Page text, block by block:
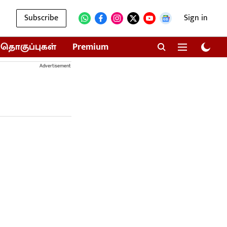
Subscribe Sign in
தொகுப்புகள் Premium
Advertisement